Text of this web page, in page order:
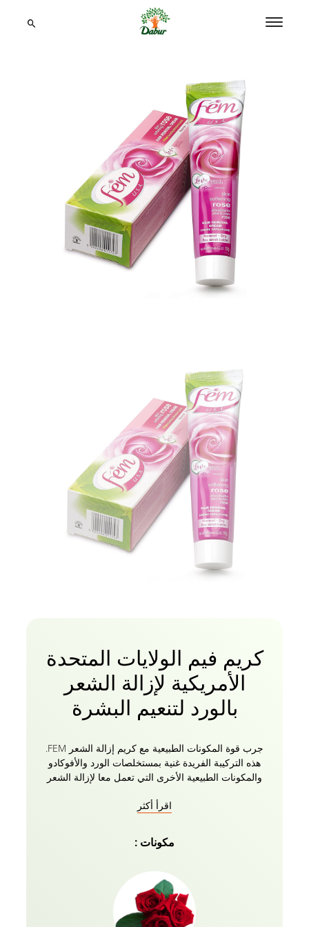
كريم فيم الولايات المتحدة
الأمريكية لإزالة الشعر
بالورد لتنعيم البشرة
جرب قوة المكونات الطبيعية مع كريم إزالة الشعر FEM.
هذه التركيبة الفريدة غنية بمستخلصات الورد والأفوكادو
والمكونات الطبيعية الأخرى التي تعمل معا لإزالة الشعر
يكفي للاستخدام اليومي ومناسب لجميع أنواع البشرة ، مما
غسول للعناية بالبشرة لموازنة درجة الحموضة يساعد على
استعادة التوازن الطبيعي لبشرتك بعد إزالة الشعر ، مما
خصيصا لترطيب وتغذية بشرتك ، ومنع الجفاف والتهيج.
استخدميه بعد كل جلسة لإزالة الشعر للحفاظ على صحة
بشرتك وحيويتها. قل وداعا لإزالة الشعر بالشمع والحلاقة
اقرأ أكثر
مكونات :